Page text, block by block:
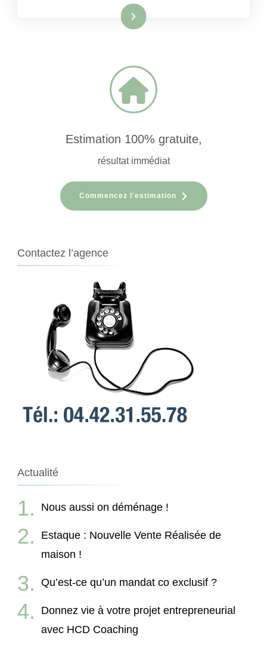
Lire la suite
Estimation 100% gratuite,
résultat immédiat
Commencez l'estimation
Contactez l’agence
Actualité
Nous aussi on déménage !
Estaque : Nouvelle Vente Réalisée de
maison !
Qu’est-ce qu’un mandat co exclusif ?
Donnez vie à votre projet entrepreneurial
avec HCD Coaching